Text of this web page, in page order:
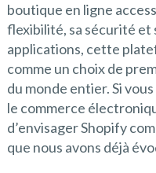
boutique en ligne
flexibilité, sa sécurité et
applications, cette
comme un choix de
du monde entier. Si
le commerce
d’envisager Shopify
que nous avons déjà